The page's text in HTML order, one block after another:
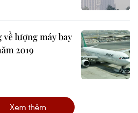
lượng máy bay
2019
Xem thêm